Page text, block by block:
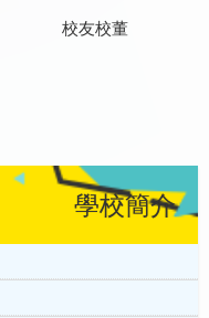
校友校董
學校簡介